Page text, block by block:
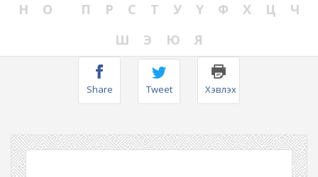
Н
О П Р С Т У Ү Ф Х Ц
Ч
Ш
Э Ю Я
Share Tweet Хэвлэх